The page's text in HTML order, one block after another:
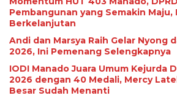
Pembangunan yang Semakin Maju,
Berkelanjutan
Andi dan Marsya Raih Gelar Nyong
2026, Ini Pemenang Selengkapnya
IODI Manado Juara Umum Kejurda
2026 dengan 40 Medali, Mercy
Besar Sudah Menanti